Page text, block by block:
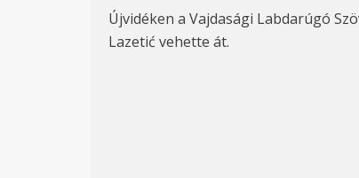
Újvidéken a Vajdasági Labdarúgó
Lazetić vehette át.